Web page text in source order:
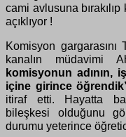
cami avlusuna
açıklıyor !
Komisyon gargarasını
kanalın müdavimi
komisyonun adının,
içine girince
itiraf etti. Hayatta
bileşkesi olduğunu
durumu yeterince